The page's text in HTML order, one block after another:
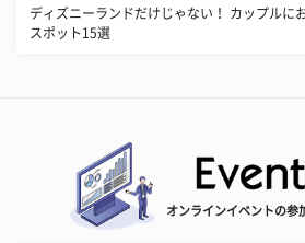
ディズニーランドだけじゃない！ カップルに
スポット15選
オンラインイベントの参